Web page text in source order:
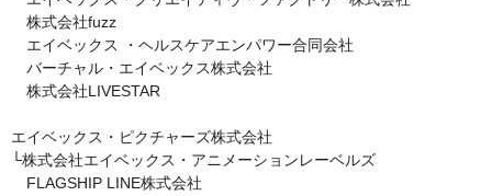
株式会社fuzz
エイベックス ・ヘルスケアエンパワー合同会社
バーチャル・エイベックス株式会社
株式会社LIVESTAR
エイベックス・ピクチャーズ株式会社
└株式会社エイベックス・アニメーションレーベルズ
FLAGSHIP LINE株式会社